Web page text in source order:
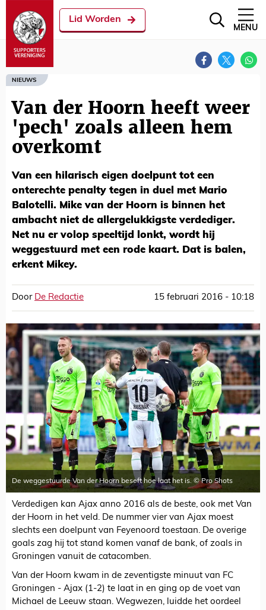
Lid Worden
MENU
NIEUWS
Van der Hoorn heeft weer
'pech' zoals alleen hem
overkomt
Van een hilarisch eigen doelpunt tot een
onterechte penalty tegen in duel met Mario
Balotelli. Mike van der Hoorn is binnen het
ambacht niet de allergelukkigste verdediger.
Net nu er volop speeltijd lonkt, wordt hij
weggestuurd met een rode kaart. Dat is balen,
erkent Mikey.
Door De Redactie 15 februari 2016 - 10:18
De weggestuurde Van der Hoorn beseft hoe laat het is. © Pro Shots
Verdedigen kan Ajax anno 2016 als de beste, ook met Van
der Hoorn in het veld. De nummer vier van Ajax moest
slechts een doelpunt van Feyenoord toestaan. De overige
goals zag hij tot stand komen vanaf de bank, of zoals in
Groningen vanuit de catacomben.
Van der Hoorn kwam in de zeventigste minuut van FC
Groningen - Ajax (1-2) te laat in en ging op de voet van
Michael de Leeuw staan. Wegwezen, luidde het oordeel